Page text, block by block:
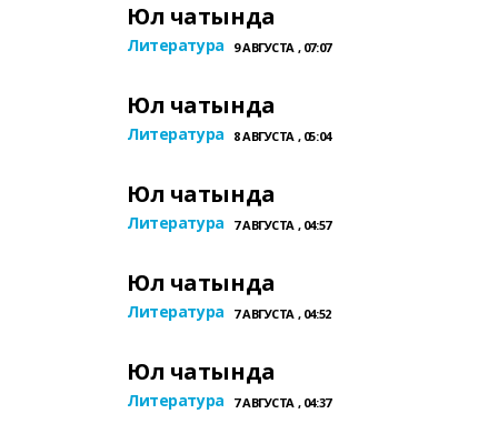
Юл чатында
Литература 9 АВГУСТА , 07:07
Юл чатында
Литература 8 АВГУСТА , 05:04
Юл чатында
Литература 7 АВГУСТА , 04:57
Юл чатында
Литература 7 АВГУСТА , 04:52
Юл чатында
Литература 7 АВГУСТА , 04:37